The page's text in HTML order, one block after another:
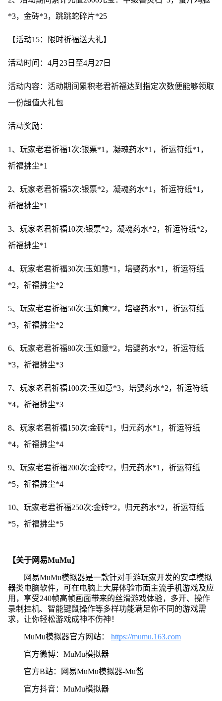
*3，金砖*3，跳跳蛇碎片*25
【活动15：限时祈福送大礼】
活动时间：4月23日至4月27日
活动内容：活动期间累积老君祈福达到指定次数便能够领取
一份超值大礼包
活动奖励：
1、玩家老君祈福1次:银票*1，凝魂药水*1，祈运符纸*1，
祈福拂尘*1
2、玩家老君祈福5次:银票*2，凝魂药水*1，祈运符纸*1，
祈福拂尘*1
3、玩家老君祈福10次:银票*2，凝魂药水*2，祈运符纸*2，
祈福拂尘*1
4、玩家老君祈福30次:玉如意*1，培婴药水*1，祈运符纸
*2，祈福拂尘*2
5、玩家老君祈福50次:玉如意*2，培婴药水*1，祈运符纸
*3，祈福拂尘*2
6、玩家老君祈福80次:玉如意*2，培婴药水*2，祈运符纸
*3，祈福拂尘*3
7、玩家老君祈福100次:玉如意*3，培婴药水*2，祈运符纸
*4，祈福拂尘*3
8、玩家老君祈福150次:金砖*1，归元药水*1，祈运符纸
*4，祈福拂尘*4
9、玩家老君祈福200次:金砖*2，归元药水*1，祈运符纸
*5，祈福拂尘*4
10、玩家老君祈福250次:金砖*2，归元药水*2，祈运符纸
*5，祈福拂尘*5
【关于网易MuMu】
网易MuMu模拟器是一款针对手游玩家开发的安卓模拟
器类电脑软件，可在电脑上大屏体验市面主流手机游戏及应
用，享受240帧高帧画面带来的丝滑游戏体验，多开、操作
录制挂机、智能键鼠操作等多样功能满足你不同的游戏需
求，让你轻松游戏成神不伤神！
MuMu模拟器官方网站： https://mumu.163.com
官方微博：MuMu模拟器
官方B站：网易MuMu模拟器-Mu酱
官方抖音：MuMu模拟器